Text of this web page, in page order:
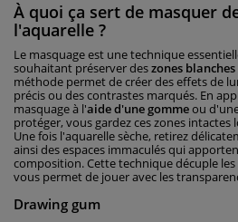
À quoi ça sert de masquer
l'aquarelle ?
Le masquage est une technique
souhaitant préserver deszones blanches
méthode permet de créer des effets de
précis ou des contrastes marqués. En
masquage à l'aide d'une gommeou
protéger, vous gardez ces zones intactes
Une fois l'aquarelle sèche, retirez
ainsi des espaces immaculés qui
composition. Cette technique décuple
vous permet de jouer avec les
Drawing gum